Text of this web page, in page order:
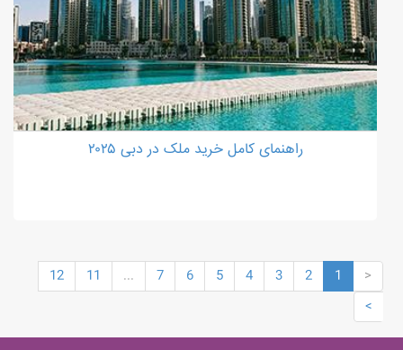
راهنمای کامل خرید ملک در دبی ۲۰۲۵
<
1
2
3
4
5
6
7
...
11
12
>